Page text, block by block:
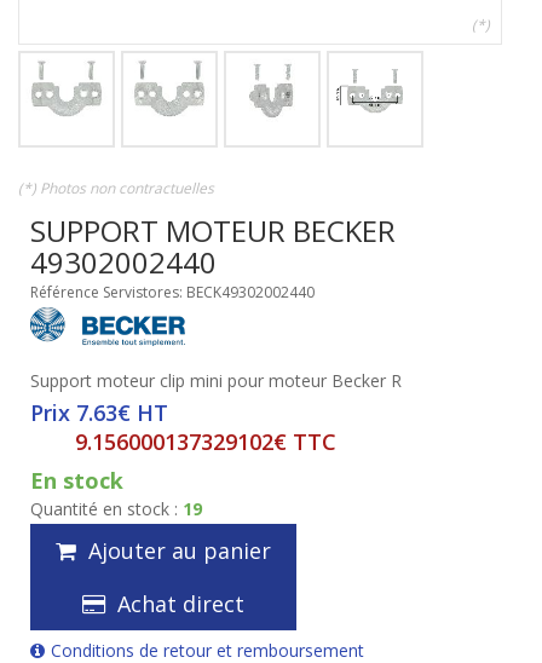
(*)
(*) Photos non contractuelles
SUPPORT MOTEUR BECKER
49302002440
Référence Servistores: BECK49302002440
Support moteur clip mini pour moteur Becker R
Prix 7.63€ HT
9.156000137329102€ TTC
En stock
Quantité en stock : 19
Ajouter au panier
Achat direct
Conditions de retour et remboursement